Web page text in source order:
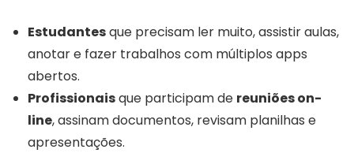
Estudantesque precisam ler muito, assistir aulas,
anotar e fazer trabalhos com múltiplos apps
abertos.
Profissionaisque participam de reuniões on-
line, assinam documentos, revisam planilhas e
apresentações.